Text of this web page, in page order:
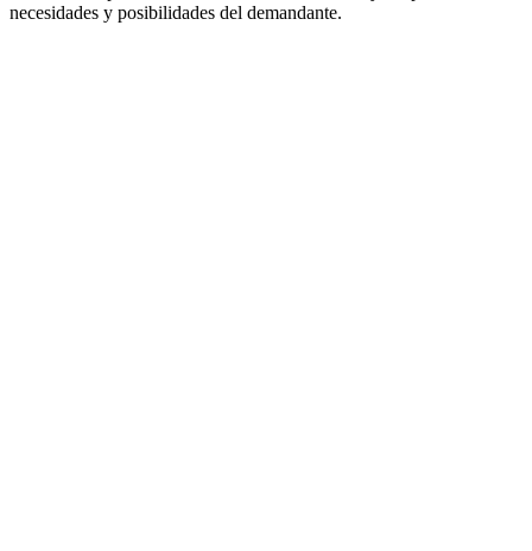
necesidades y posibilidades del demandante.